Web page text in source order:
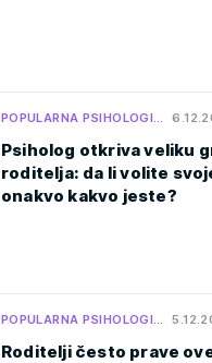
POPULARNA PSIHOLOGI…
Psiholog otkriva veliku
roditelja: da li volite
onakvo kakvo jeste?
POPULARNA PSIHOLOGI…
Roditelji često prave